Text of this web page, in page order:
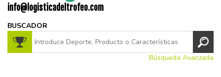
info@logisticadeltrofeo.com
BUSCADOR
Búsqueda Avanzada